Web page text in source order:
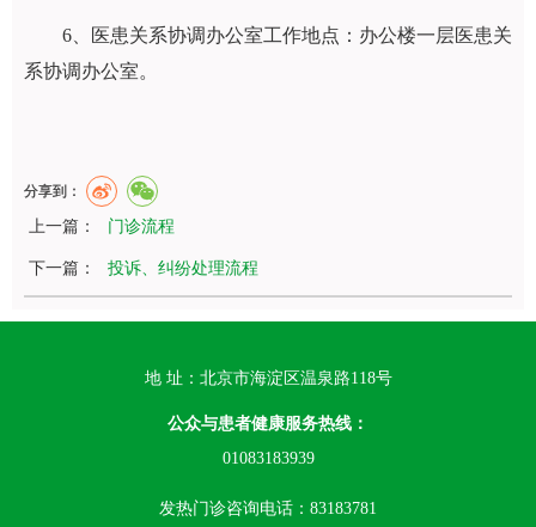
6 、医患关系协调办公室工作地点：办公楼一层医患关
系协调办公室。
分享到：
上一篇： 门诊流程
下一篇： 投诉、纠纷处理流程
地 址：北京市海淀区温泉路118号
公众与患者健康服务热线：
01083183939
发热门诊咨询电话：83183781